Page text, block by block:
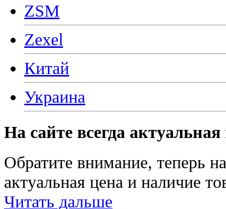
ZSM
Zexel
Китай
Украина
На сайте всегда
Обратите внимание, теперь
актуальная цена и наличие
Читать дальше